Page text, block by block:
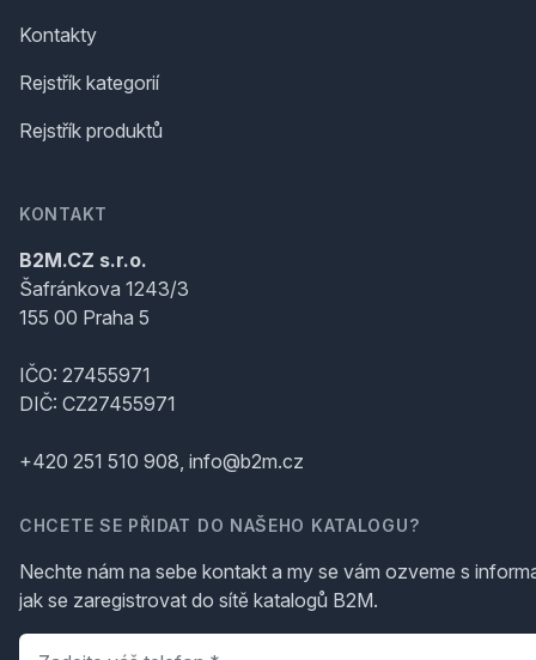
Kontakty
Rejstřík kategorií
Rejstřík produktů
KONTAKT
B2M.CZ s.r.o.
Šafránkova 1243/3
155 00 Praha 5
IČO: 27455971
DIČ: CZ27455971
+420 251 510 908, info@b2m.cz
CHCETE SE PŘIDAT DO NAŠEHO KATALOGU?
Nechte nám na sebe kontakt a my se vám ozveme s
jak se zaregistrovat do sítě katalogů B2M.
Telefon